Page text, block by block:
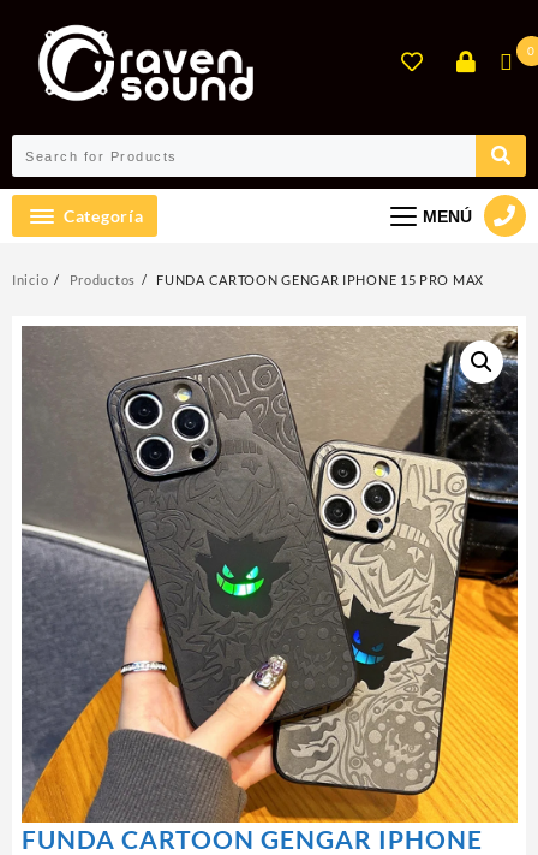
contenido
0
Categoría MENÚ
Inicio Productos FUNDA CARTOON GENGAR IPHONE 15 PRO MAX
FUNDA CARTOON GENGAR IPHONE